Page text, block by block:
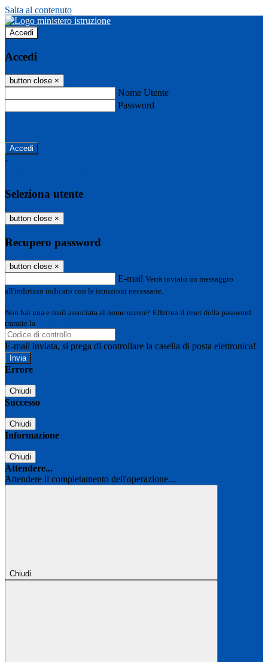
Salta al contenuto
Accedi
Accedi
button close ×
Nome Utente
Password
-
Seleziona utente
button close ×
Recupero password
button close ×
E-mail Verrà inviato un messaggio
all'indirizzo indicato con le istruzioni necessarie.
Non hai una e-mail associata al nome utente? Effettua il reset della password
tramite la
E-mail inviata, si prega di controllare la casella di posta elettronica!
Errore
Chiudi
Successo
Chiudi
Informazione
Chiudi
Attendere...
Attendere il completamento dell'operazione...
Chiudi